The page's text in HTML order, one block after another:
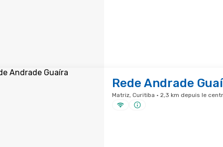
Rede Andrade
Matriz, Curitiba · 2,3 km depuis le